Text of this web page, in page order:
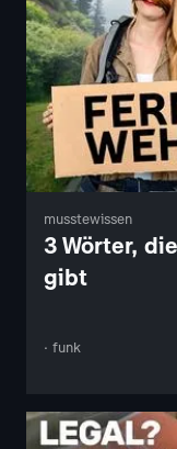
musstewissen
3 Wörter,
gibt
· funk